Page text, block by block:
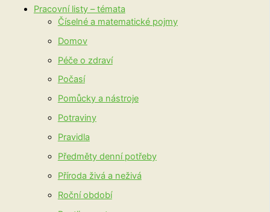
Pracovní listy – témata
Číselné a matematické pojmy
Domov
Péče o zdraví
Počasí
Pomůcky a nástroje
Potraviny
Pravidla
Předměty denní potřeby
Příroda živá a neživá
Roční období